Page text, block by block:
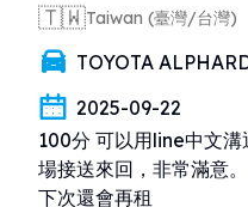
🇹🇼Taiwan (臺灣/台灣)
TOYOTA
2025-09-22
100分 可以用line中文
場接送來回，非常滿意。
下次還會再租